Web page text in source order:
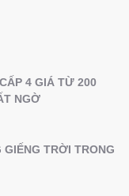
4 GIÁ TỪ 200
NGỜ
TRỜI TRONG